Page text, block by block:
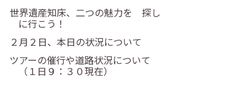
世界遺産知床、二つの魅力を 探し
に行こう！
２月２日、本日の状況について
ツアーの催行や道路状況について
（１日９：３０現在）